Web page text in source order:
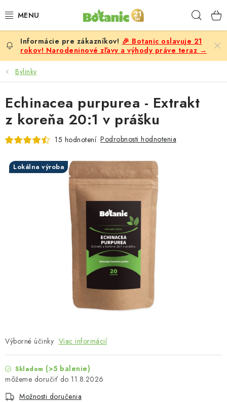
na
PREMIUM
DOPLNKY STRAVY
CIELE
POTRAVINY A NÁPOJE
ZLOŽKY
Recenzie
Vernostný program
🎉 Botanic oslavuje 21
rokov! Narodeninové zľavy a výhody práve teraz →
Bylinky
Výborné účinky Viac informácií
Skladom (>5 balenie)
11.8.2026
Možnosti doručenia
Echinacea purpurea - Extrakt
z koreňa 20:1 v prášku
15 hodnotení Podrobnosti hodnotenia
Lokálna výroba